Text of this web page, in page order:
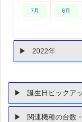
7月 8月
2022年
誕生日ピックア
関連機種の台数